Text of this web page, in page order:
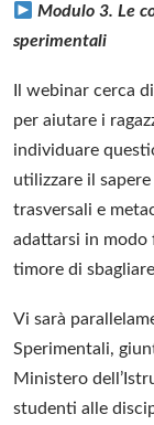
Modulo 3.Le
sperimentali
Il webinar cerca
per aiutare i
individuare
utilizzare il
trasversali e
adattarsi in modo
timore di
Vi sarà
Sperimentali,
Ministero
studenti alle